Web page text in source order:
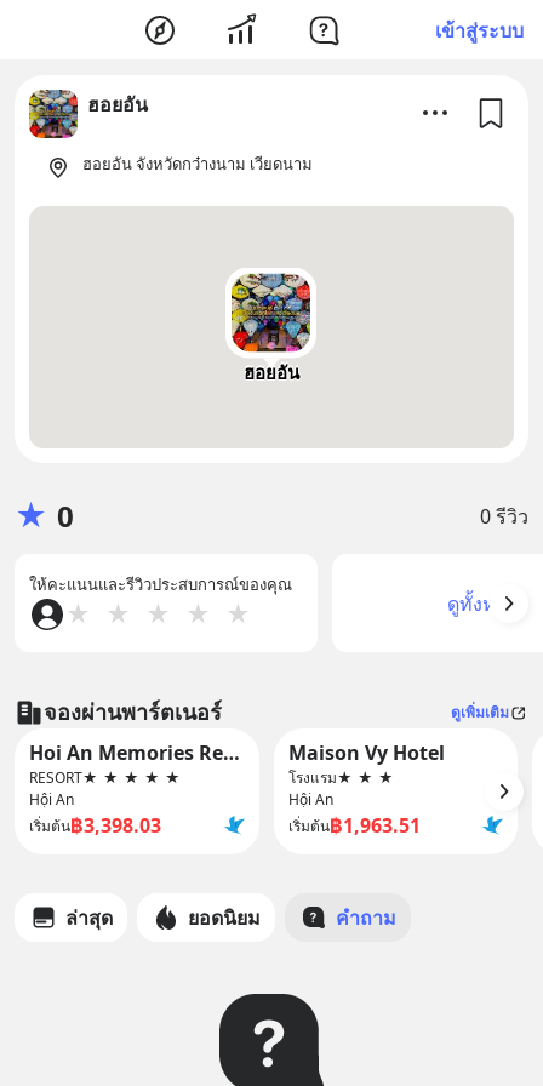
เข้าสู่ระบบ
ฮอยอัน
ฮอยอัน จังหวัดกว๋างนาม เวียดนาม
ฮอยอัน
★ 0 0 รีวิว
ให้คะแนนและรีวิวประสบการณ์ของคุณ
★ ★ ★ ★ ★ ดูทั้งหมด
จองผ่านพาร์ตเนอร์ ดูเพิ่มเติม
Hoi An Memories Resort & Spa
RESORT★ ★ ★ ★ ★
Hội An
เริ่มต้น฿3,398.03
Maison Vy Hotel
โรงแรม★ ★ ★
Hội An
เริ่มต้น฿1,963.51
ล่าสุด ยอดนิยม คำถาม